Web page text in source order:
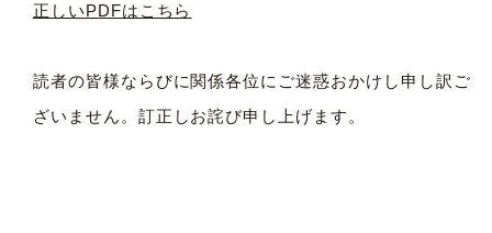
正しいPDFはこちら
読者の皆様ならびに関係各位にご迷惑おかけし申し訳ご
ざいません。訂正しお詫び申し上げます。